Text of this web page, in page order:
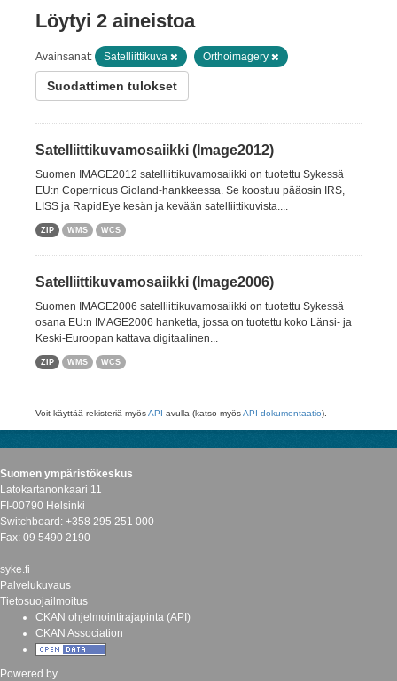
Löytyi 2 aineistoa
Avainsanat: Satelliittikuva Orthoimagery
Suodattimen tulokset
Satelliittikuvamosaiikki (Image2012)
Suomen IMAGE2012 satelliittikuvamosaiikki on tuotettu Sykessä
EU:n Copernicus Gioland-hankkeessa. Se koostuu pääosin IRS,
LISS ja RapidEye kesän ja kevään satelliittikuvista....
ZIP WMS WCS
Satelliittikuvamosaiikki (Image2006)
Suomen IMAGE2006 satelliittikuvamosaiikki on tuotettu Sykessä
osana EU:n IMAGE2006 hanketta, jossa on tuotettu koko Länsi- ja
Keski-Euroopan kattava digitaalinen...
ZIP WMS WCS
Voit käyttää rekisteriä myösAPI avulla (katso myösAPI-dokumentaatio).
Suomen ympäristökeskus
Latokartanonkaari 11
FI-00790 Helsinki
Switchboard: +358 295 251 000
Fax: 09 5490 2190
syke.fi
Palvelukuvaus
Tietosuojailmoitus
CKAN ohjelmointirajapinta (API)
CKAN Association
Powered by